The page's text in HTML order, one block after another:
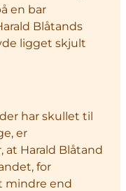
en bar
Blåtands
ligget skjult
har skullet til
er
at Harald Blåtand
for
mindre end